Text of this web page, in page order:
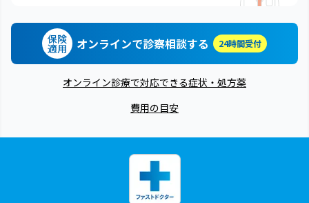
保険
適用 オンラインで診察相談する 24時間受付
オンライン診療で対応できる症状・処方薬
費用の目安